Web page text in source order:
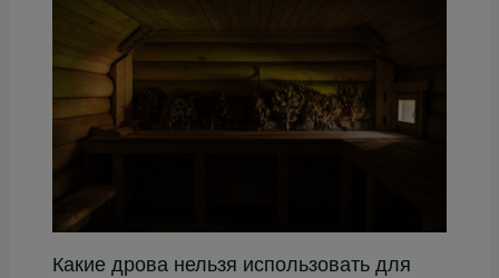
Какие дрова нельзя использовать для